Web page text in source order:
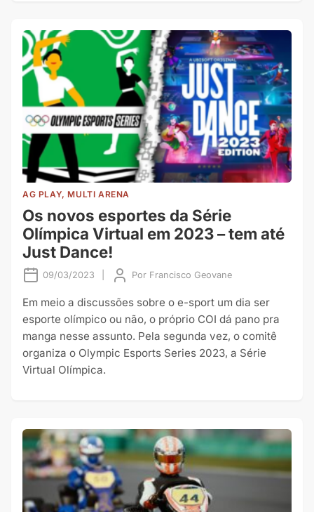
AG PLAY, MULTI ARENA
Os novos esportes da Série
Olímpica Virtual em 2023 – tem até
Just Dance!
09/03/2023 Por Francisco Geovane
Em meio a discussões sobre o e-sport um dia ser
esporte olímpico ou não, o próprio COI dá pano pra
manga nesse assunto. Pela segunda vez, o comitê
organiza o Olympic Esports Series 2023, a Série
Virtual Olímpica.